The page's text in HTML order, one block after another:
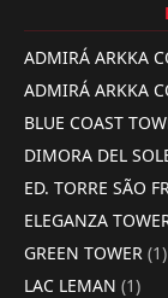
ADMIRÁ ARKKA
ADMIRÁ ARKKA
BLUE COAST
DIMORA DEL
ED. TORRE SÃO
ELEGANZA
GREEN TOWER (1)
LAC LEMAN (1)